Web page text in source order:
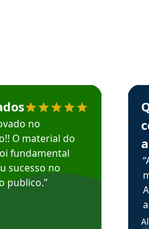
recomenda o Aprova Concursos
no
O material do
fundamental
sucesso no
publico.”